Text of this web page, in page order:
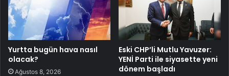
Yurtta bugün hava nasıl
olacak?
Ağustos 8, 2026
Eski CHP’li Mutlu Yavuzer:
YENİ Parti ile siyasette yeni
dönem başladı